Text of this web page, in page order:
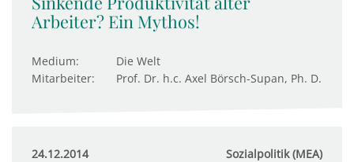
Arbeiter? Ein Mythos!
Medium:
Die Welt
Mitarbeiter:
Prof. Dr. h.c. Axel Börsch-Supan, Ph. D.
24.12.2014 Sozialpolitik (MEA)